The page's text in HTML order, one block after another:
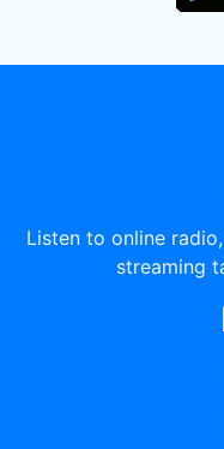
Listen to online
streaming